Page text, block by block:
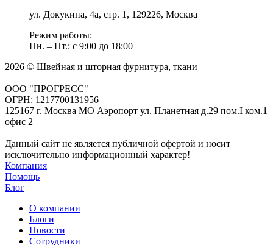
ул. Докукина, 4а, стр. 1, 129226, Москва
Режим работы:
Пн. – Пт.: с 9:00 до 18:00
2026 © Швейная и шторная фурнитура, ткани
ООО "ПРОГРЕСС"
ОГРН: 1217700131956
125167 г. Москва МО Аэропорт ул. Планетная д.29 пом.I ком.1
офис 2
Данный сайт не является публичной офертой и носит
исключительно информационный характер!
Компания
Помощь
Блог
О компании
Блоги
Новости
Сотрудники